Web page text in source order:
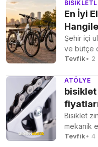
En İyi
Bisiklet
Şehir içi
ve bütçe
bisiklet...
Tevfik• 2
ATÖLYE
bisiklet
Bisiklet
mekanik
tekerleğe
Tevfik• 4